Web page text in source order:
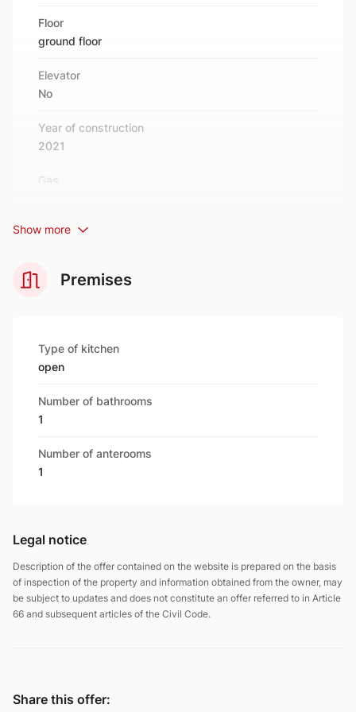
Floor
ground floor
Elevator
No
Year of construction
2021
Gas
Balcony
Directions
Yes
quiet
5
Installations
new
Heating
Floor
Communication
Show more
Premises
Type of kitchen
open
Number of bathrooms
1
Number of anterooms
1
Legal notice
Description of the offer contained on the website is prepared on the basis
of inspection of the property and information obtained from the owner, may
be subject to updates and does not constitute an offer referred to in Article
66 and subsequent articles of the Civil Code.
Share this offer: